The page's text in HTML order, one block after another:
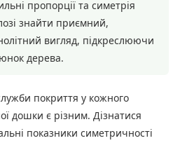
пропорції та симетрія
знайти приємний,
вигляд, підкреслюючи
дерева.
покриття у кожного
дошки є різним. Дізнатися
показники симетричності